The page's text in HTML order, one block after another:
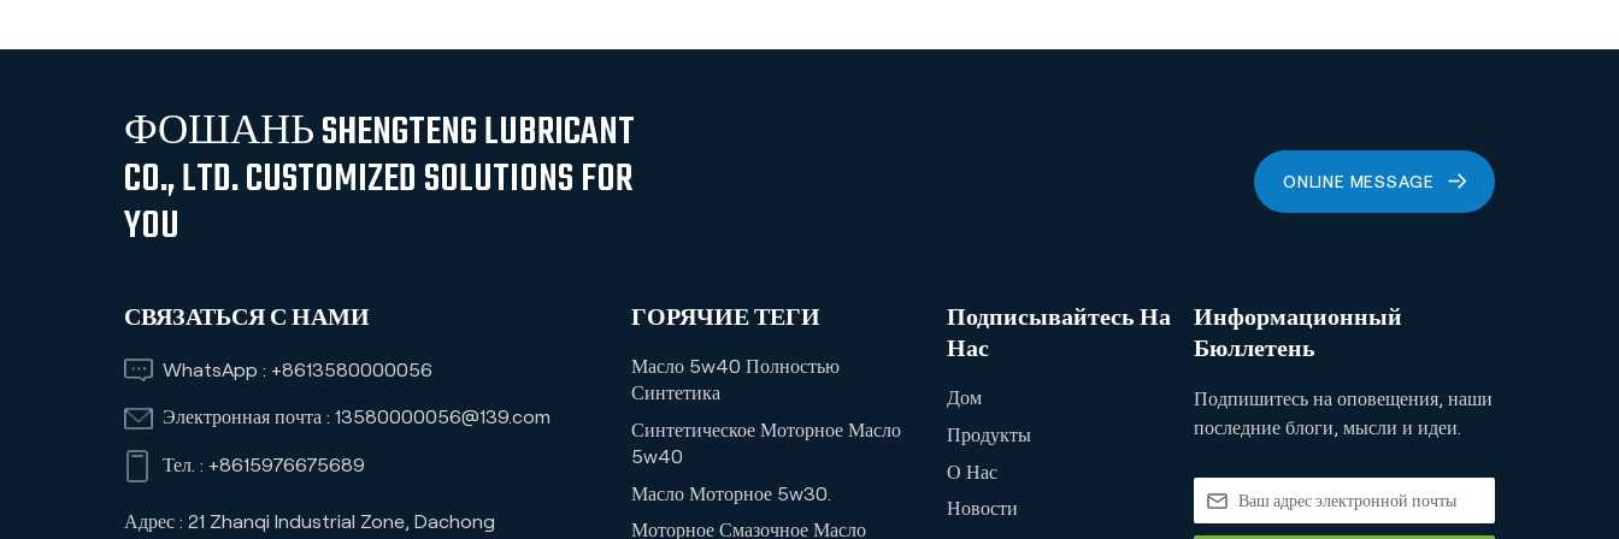
Антистрамона
ФОШАНЬ SHENGTENG LUBRICANT
CO., LTD. CUSTOMIZED SOLUTIONS FOR
YOU
ONLINE MESSAGE
СВЯЗАТЬСЯ С НАМИ
WhatsApp : +8613580000056
Электронная почта :13580000056@139.com
Тел. : +8615976675689
Адрес : 21 Zhanqi Industrial Zone, Dachong
ГОРЯЧИЕ ТЕГИ
Масло 5w40 Полностью
Синтетика
Синтетическое Моторное Масло
5w40
Масло Моторное 5w30.
Моторное Смазочное Масло
Подписывайтесь На
Нас
Дом
Продукты
О Нас
Новости
Информационный
Бюллетень
Подпишитесь на оповещения, наши
последние блоги, мысли и идеи.